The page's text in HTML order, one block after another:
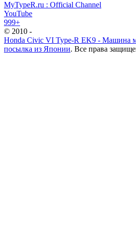
MyTypeR.ru : Official Channel
YouTube
999+
© 2010 -
Honda Civic VI Type-R EK9 - Машина
посылка из Японии. Все права